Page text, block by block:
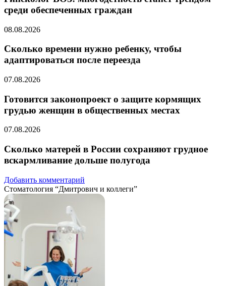
среди обеспеченных граждан
08.08.2026
Сколько времени нужно ребенку, чтобы
адаптироваться после переезда
07.08.2026
Готовится законопроект о защите кормящих
грудью женщин в общественных местах
07.08.2026
Сколько матерей в России сохраняют грудное
вскармливание дольше полугода
Добавить комментарий
Стоматология “Дмитрович и коллеги”